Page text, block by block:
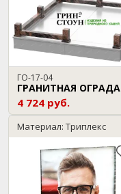
ГО-17-04
ГРАНИТНАЯ ОГРАДА
4 724 руб.
Материал: Триплекс